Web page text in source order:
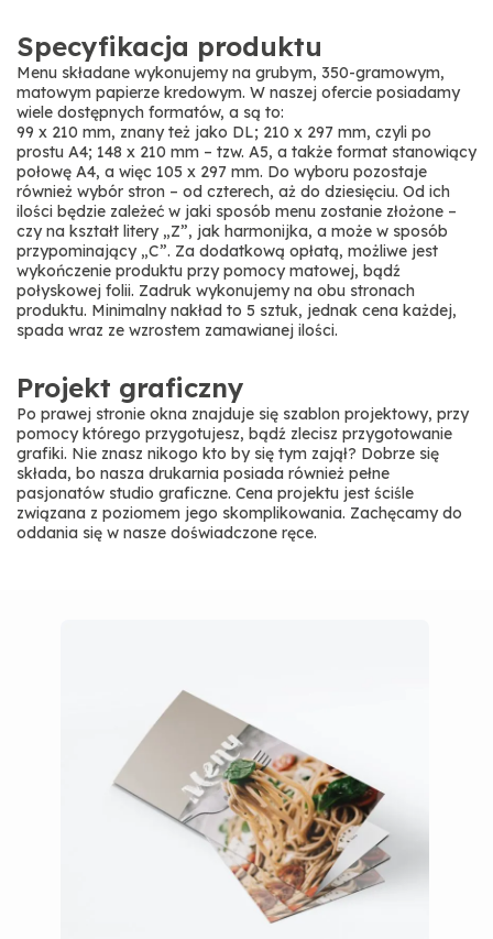
Specyfikacja produktu
Menu składane wykonujemy na grubym, 350-gramowym,
matowym papierze kredowym. W naszej ofercie posiadamy
wiele dostępnych formatów, a są to:
99 x 210 mm, znany też jako DL; 210 x 297 mm, czyli po
prostu A4; 148 x 210 mm – tzw. A5, a także format stanowiący
połowę A4, a więc 105 x 297 mm. Do wyboru pozostaje
również wybór stron – od czterech, aż do dziesięciu. Od ich
ilości będzie zależeć w jaki sposób menu zostanie złożone –
czy na kształt litery „Z”, jak harmonijka, a może w sposób
przypominający „C”. Za dodatkową opłatą, możliwe jest
wykończenie produktu przy pomocy matowej, bądź
połyskowej folii. Zadruk wykonujemy na obu stronach
produktu. Minimalny nakład to 5 sztuk, jednak cena każdej,
spada wraz ze wzrostem zamawianej ilości.
Projekt graficzny
Po prawej stronie okna znajduje się szablon projektowy, przy
pomocy którego przygotujesz, bądź zlecisz przygotowanie
grafiki. Nie znasz nikogo kto by się tym zajął? Dobrze się
składa, bo nasza drukarnia posiada również pełne
pasjonatów studio graficzne. Cena projektu jest ściśle
związana z poziomem jego skomplikowania. Zachęcamy do
oddania się w nasze doświadczone ręce.